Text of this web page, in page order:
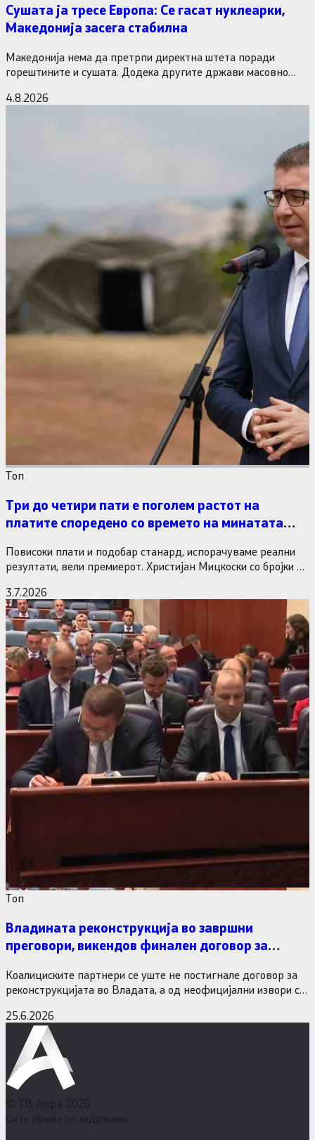
Сушата ја тресе Европа: Се гасат нуклеарки,
Македонија засега стабилна
Македонија нема да претрпи директна штета поради
горештините и сушата. Додека другите држави масовно
4.8.2026
Tоп
Три до четири пати е поголем растот на
платите споредено со времето на минатата
Повисоки плати и подобар станард, испорачуваме реални
резултати, вели премиерот. Христијан Мицкоски со бројки и
3.7.2026
Tоп
Владината реконструкција во завршни
преговори, викендов финален договор за
Коалициските партнери се уште не постигнале договор за
реконструкцијата во Владата, а од неофицијални извори се
25.6.2026
© ТВ Алфа 2026
Сите права се задржани.